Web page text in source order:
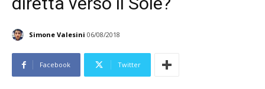
Simone Valesini 06/08/2018
Facebook Twitter